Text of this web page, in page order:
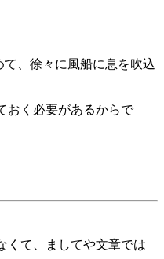
、徐々に風船に息を吹込
おく必要があるからで
くて、ましてや文章では